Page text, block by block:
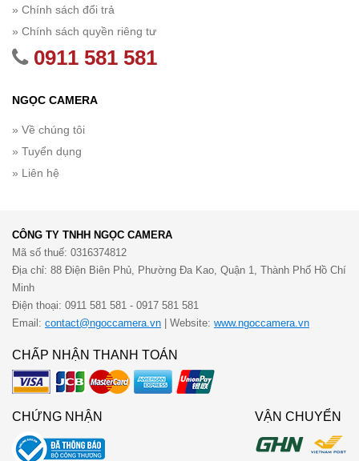
» Chính sách đổi trả
» Chính sách quyền riêng tư
0911 581 581
NGỌC CAMERA
» Về chúng tôi
» Tuyển dụng
» Liên hệ
CÔNG TY TNHH NGỌC CAMERA
Mã số thuế: 0316374812
Địa chỉ: 88 Điện Biên Phủ, Phường Đa Kao, Quận 1, Thành Phố Hồ Chí
Minh
Điện thoại: 0911 581 581 - 0917 581 581
Email: contact@ngoccamera.vn | Website: www.ngoccamera.vn
CHẤP NHẬN THANH TOÁN
VẬN CHUYỂN
CHỨNG NHẬN